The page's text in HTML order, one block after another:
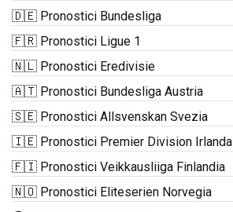
🇩🇪 Pronostici Bundesliga
🇫🇷 Pronostici Ligue 1
🇳🇱 Pronostici Eredivisie
🇦🇹 Pronostici Bundesliga Austria
🇸🇪 Pronostici Allsvenskan Svezia
🇮🇪 Pronostici Premier Division Irlanda
🇫🇮 Pronostici Veikkausliiga Finlandia
🇳🇴 Pronostici Eliteserien Norvegia